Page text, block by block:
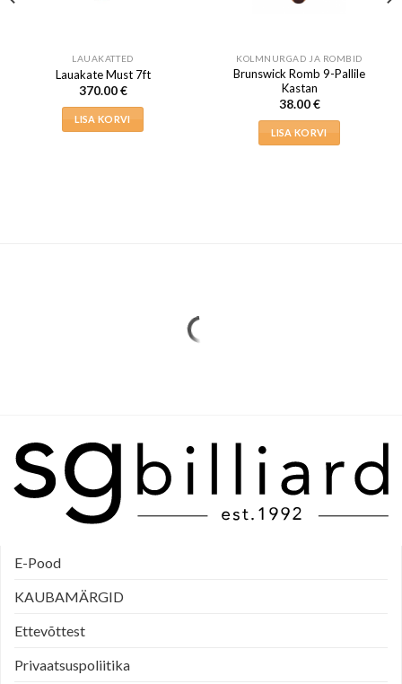
LAUAKATTED
Lauakate Must 7ft
370.00€
LISA KORVI
KOLMNURGAD JA ROMBID
Brunswick Romb 9-Pallile
Kastan
38.00€
LISA KORVI
E-Pood
KAUBAMÄRGID
Ettevõttest
Privaatsuspoliitika